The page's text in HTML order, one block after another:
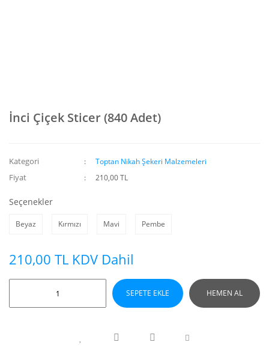
İnci Çiçek Sticer (840 Adet)
Kategori Toptan Nikah Şekeri Malzemeleri
Fiyat 210,00 TL
Seçenekler
Beyaz Kırmızı Mavi Pembe
210,00 TL KDV Dahil
SEPETE EKLE HEMEN AL